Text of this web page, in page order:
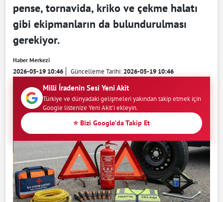
pense, tornavida, kriko ve çekme halatı
gibi ekipmanların da bulundurulması
gerekiyor.
Haber Merkezi
2026-05-19 10:46 Güncelleme Tarihi:2026-05-19 10:46
Milli İradenin Sesi Yeni Akit
Türkiye ve dünyadaki gelişmeleri yakından takip etmek için
Google listenize Yeni Akit'i ekleyin.
⭐ Bizi Google'da Takip Et